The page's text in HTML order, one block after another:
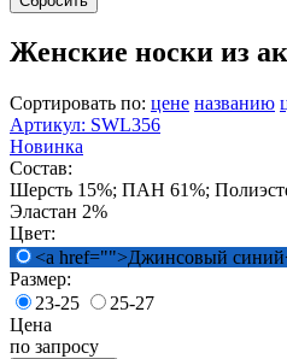
Женские носки из
Сортировать по: цене названию
Артикул: SWL356
Новинка
Состав:
Шерсть 15%; ПАН 61%;
Эластан 2%
Цвет:
<a href="">Джинсовый
Размер:
23-25
25-27
Цена
по запросу